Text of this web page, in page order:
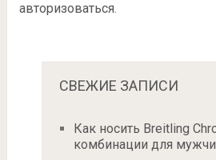
авторизоваться.
СВЕЖИЕ ЗАПИСИ
Как носить Breitling
комбинации для